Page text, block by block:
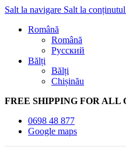
Salt la navigare Salt la
Română
Română
Русский
Bălți
Bălți
Chișinău
FREE SHIPPING FOR ALL
0698 48 877
Google maps